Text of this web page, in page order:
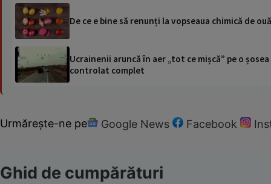
De ce e bine să renunți la vopseaua chimică de
Ucrainenii aruncă în aer „tot ce mișcă” pe o
controlat complet
Urmărește-ne pe Google News Facebook
Ghid de cumpărături